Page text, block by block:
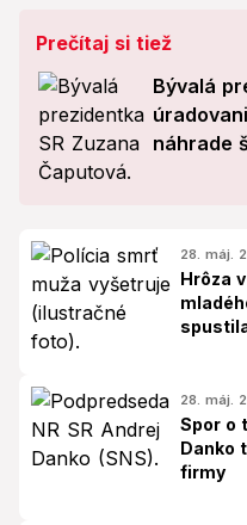
Prečítaj si tiež
Bývalá
náhrade
28. máj.
Hrôza
28. máj.
Spor o
Danko
firmy